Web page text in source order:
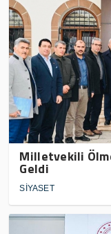
Milletvekili
Geldi
SİYASET